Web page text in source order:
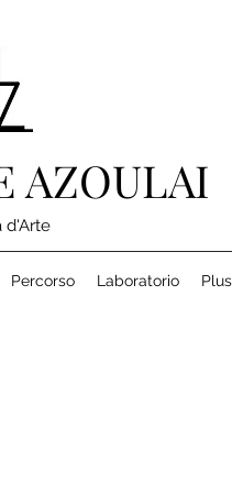
AZOULAI
d'Arte
Percorso Laboratorio Plus